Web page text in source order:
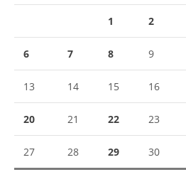
1 2
6 7 8 9
13 14 15 16
20 21 22 23
27 28 29 30